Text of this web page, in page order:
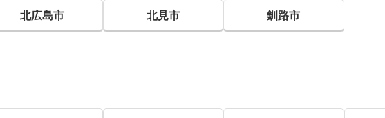
北広島市 北見市 釧路市